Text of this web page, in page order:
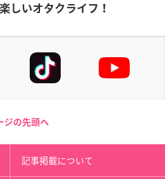
しいオタクライフ！
ジの先頭へ
記事掲載について